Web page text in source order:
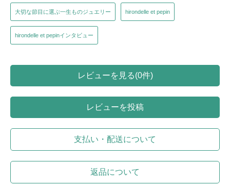
大切な節目に選ぶ一生ものジュエリー hirondelle et pepin
hirondelle et pepinインタビュー
レビューを見る(0件)
レビューを投稿
支払い・配送について
返品について